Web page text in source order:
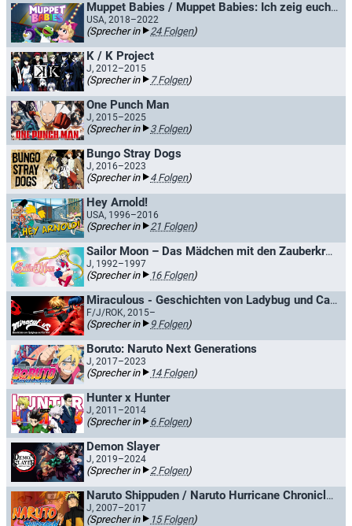
Muppet Babies / Muppet Babies: Ich zeig euch was
USA, 2018–2022
(Sprecher in 24 Folgen)
K / K Project
J, 2012–2015
(Sprecher in 7 Folgen)
One Punch Man
J, 2015–2025
(Sprecher in 3 Folgen)
Bungo Stray Dogs
J, 2016–2023
(Sprecher in 4 Folgen)
Hey Arnold!
USA, 1996–2016
(Sprecher in 21 Folgen)
Sailor Moon – Das Mädchen mit den Zauberkräften
J, 1992–1997
(Sprecher in 16 Folgen)
Miraculous - Geschichten von Ladybug und Cat Noir / Miraculous: Tales of Ladybug and Cat Noir
F/J/ROK, 2015–
(Sprecher in 9 Folgen)
Boruto: Naruto Next Generations
J, 2017–2023
(Sprecher in 14 Folgen)
Hunter x Hunter
J, 2011–2014
(Sprecher in 6 Folgen)
Demon Slayer
J, 2019–2024
(Sprecher in 2 Folgen)
Naruto Shippuden / Naruto Hurricane Chronicles
J, 2007–2017
(Sprecher in 15 Folgen)